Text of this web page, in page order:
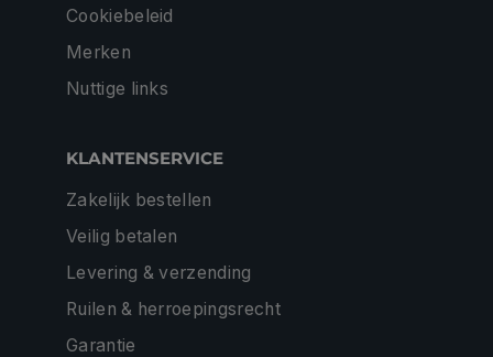
Cookiebeleid
Merken
Nuttige links
KLANTENSERVICE
Zakelijk bestellen
Veilig betalen
Levering & verzending
Ruilen & herroepingsrecht
Garantie